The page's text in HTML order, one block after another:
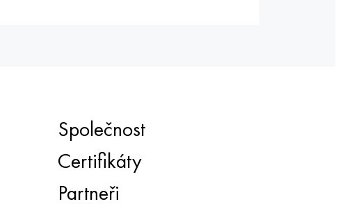
Společnost
Certifikáty
Partneři